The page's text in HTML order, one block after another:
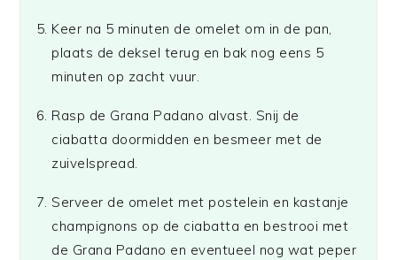
Keer na 5 minuten de omelet om in de pan,
plaats de deksel terug en bak nog eens 5
minuten op zacht vuur.
Rasp de Grana Padano alvast. Snij de
ciabatta doormidden en besmeer met de
zuivelspread.
Serveer de omelet met postelein en kastanje
champignons op de ciabatta en bestrooi met
de Grana Padano en eventueel nog wat peper